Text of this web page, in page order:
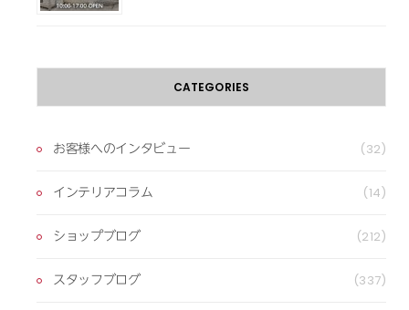
CATEGORIES
お客様へのインタビュー (32)
インテリアコラム (14)
ショップブログ (212)
スタッフブログ (337)